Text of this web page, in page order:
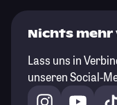
Nichts mehr
Lass uns in
unseren Social-